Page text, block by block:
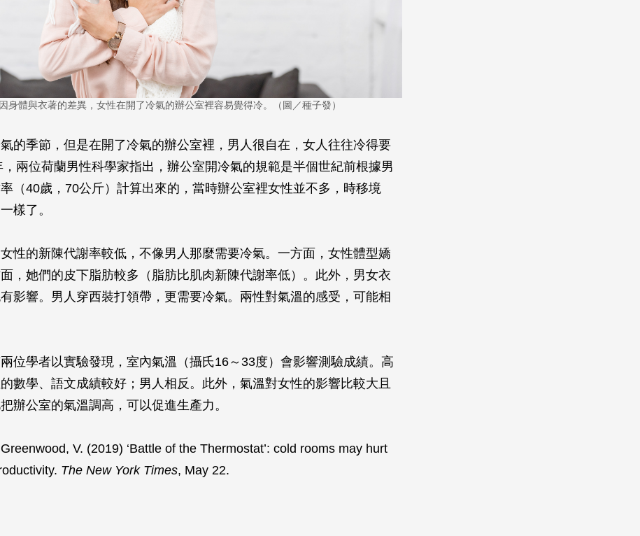
因身體與衣著的差異，女性在開了冷氣的辦公室裡容易覺得冷。（圖／種子發）
的季節，但是在開了冷氣的辦公室裡，男人很自在，女人往往冷得要
兩位荷蘭男性科學家指出，辦公室開冷氣的規範是半個世紀前根據男
（40歲，70公斤）計算出來的，當時辦公室裡女性並不多，時移境
樣了。
性的新陳代謝率較低，不像男人那麼需要冷氣。一方面，女性體型嬌
，她們的皮下脂肪較多（脂肪比肌肉新陳代謝率低）。此外，男女衣
影響。男人穿西裝打領帶，更需要冷氣。兩性對氣溫的感受，可能相
位學者以實驗發現，室內氣溫（攝氏16～33度）會影響測驗成績。高
數學、語文成績較好；男人相反。此外，氣溫對女性的影響比較大且
辦公室的氣溫調高，可以促進生產力。
V. (2019) ‘Battle of the Thermostat’: cold rooms may hurt
The New York Times, May 22.